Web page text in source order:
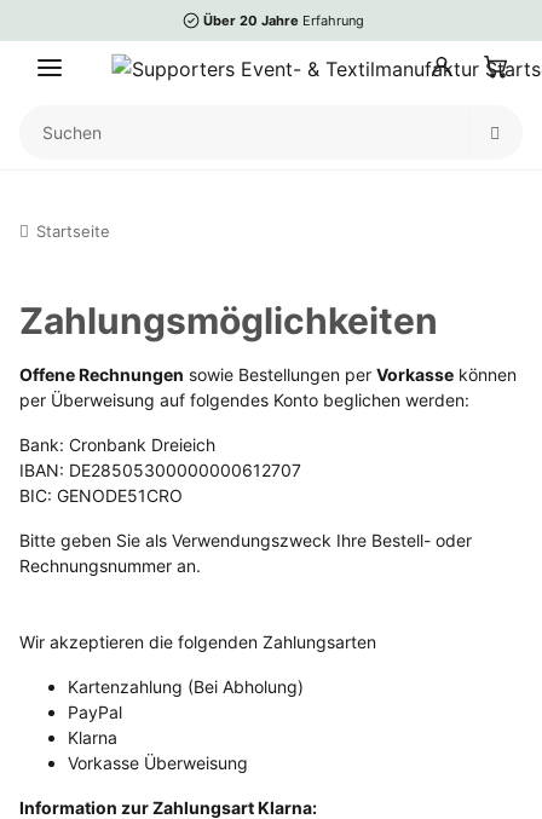
Über 20 Jahre Erfahrung
Startseite
Zahlungsmöglichkeiten
Offene Rechnungen sowie Bestellungen per Vorkasse können
per Überweisung auf folgendes Konto beglichen werden:
Bank: Cronbank Dreieich
IBAN: DE28505300000000612707
BIC: GENODE51CRO
Bitte geben Sie als Verwendungszweck Ihre Bestell- oder
Rechnungsnummer an.
Wir akzeptieren die folgenden Zahlungsarten
Kartenzahlung (Bei Abholung)
PayPal
Klarna
Vorkasse Überweisung
Information zur Zahlungsart Klarna: